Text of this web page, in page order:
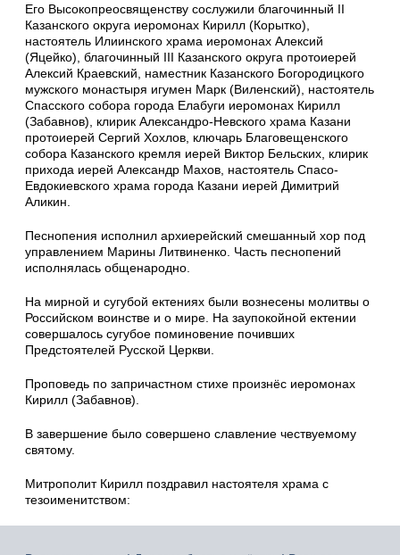
Его Высокопреосвященству сослужили благочинный II
Казанского округа иеромонах Кирилл (Корытко),
настоятель Илиинского храма иеромонах Алексий
(Яцейко), благочинный III Казанского округа протоиерей
Алексий Краевский, наместник Казанского Богородицкого
мужского монастыря игумен Марк (Виленский), настоятель
Спасского собора города Елабуги иеромонах Кирилл
(Забавнов), клирик Александро-Невского храма Казани
протоиерей Сергий Хохлов, ключарь Благовещенского
собора Казанского кремля иерей Виктор Бельских, клирик
прихода иерей Александр Махов, настоятель Спасо-
Евдокиевского храма города Казани иерей Димитрий
Аликин.
Песнопения исполнил архиерейский смешанный хор под
управлением Марины Литвиненко. Часть песнопений
исполнялась общенародно.
На мирной и сугубой ектениях были вознесены молитвы о
Российском воинстве и о мире. На заупокойной ектении
совершалось сугубое поминовение почивших
Предстоятелей Русской Церкви.
Проповедь по запричастном стихе произнёс иеромонах
Кирилл (Забавнов).
В завершение было совершено славление чествуемому
святому.
Митрополит Кирилл поздравил настоятеля храма с
тезоименитством: